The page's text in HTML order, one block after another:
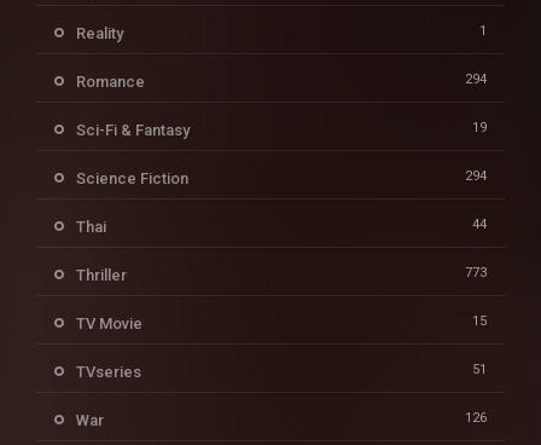
Reality 1
Romance 294
Sci-Fi & Fantasy 19
Science Fiction 294
Thai 44
Thriller 773
TV Movie 15
TVseries 51
War 126